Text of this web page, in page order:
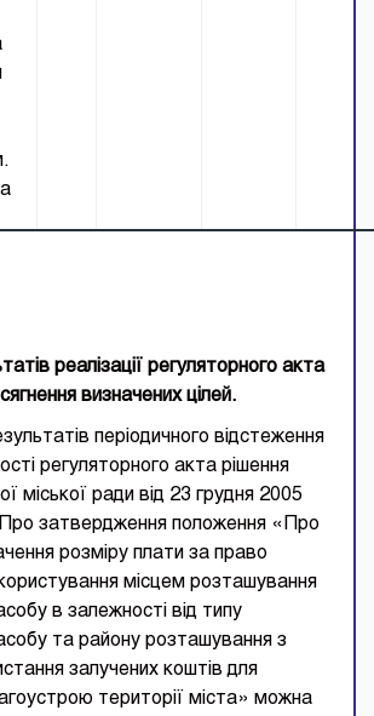
реалізації регуляторного акта
визначених цілей.
періодичного відстеження
регуляторного акта рішення
міської ради від 23 грудня 2005
затвердження положення «Про
розміру плати за право
місцем розташування
в залежності від типу
та району розташування з
залучених коштів для
території міста» можна